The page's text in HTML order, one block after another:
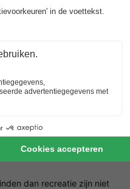
gemaakt door personen
toegestaan. Als je
je een toeslag per huisdier
accommodatie
gekozen.
dan recreatie zijn niet